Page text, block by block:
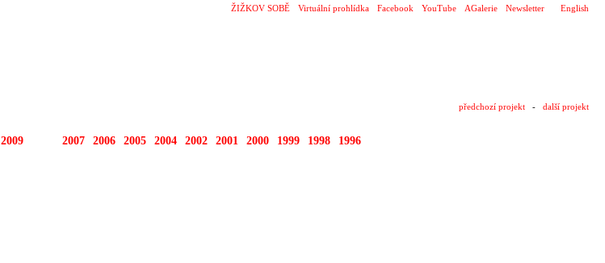
English
ŽIŽKOV SOBĚ Virtuální prohlídka Facebook YouTube AGalerie Newsletter
předchozí projekt - další projekt
2009 2007 2006 2005 2004 2002 2001 2000 1999 1998 1996